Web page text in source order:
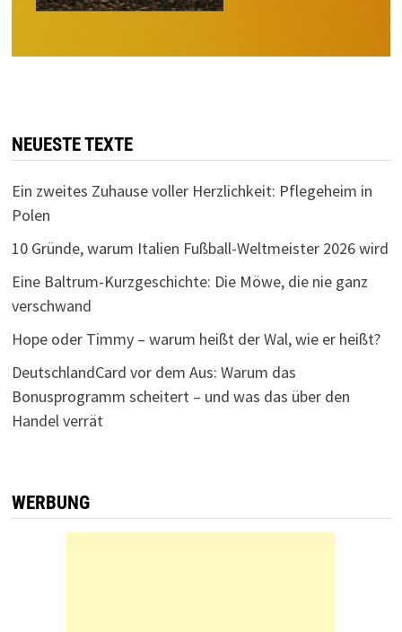
NEUESTE TEXTE
Ein zweites Zuhause voller Herzlichkeit: Pflegeheim in
Polen
10 Gründe, warum Italien Fußball-Weltmeister 2026 wird
Eine Baltrum-Kurzgeschichte: Die Möwe, die nie ganz
verschwand
Hope oder Timmy – warum heißt der Wal, wie er heißt?
DeutschlandCard vor dem Aus: Warum das
Bonusprogramm scheitert – und was das über den
Handel verrät
WERBUNG